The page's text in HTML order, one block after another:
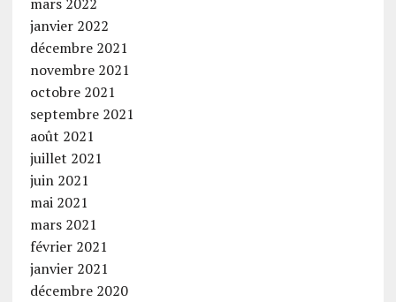
janvier 2022
décembre 2021
novembre 2021
octobre 2021
septembre 2021
août 2021
juillet 2021
juin 2021
mai 2021
mars 2021
février 2021
janvier 2021
décembre 2020